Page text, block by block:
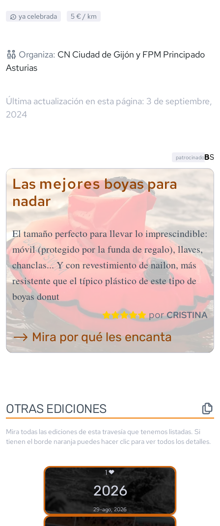
ya celebrada 5 € / km
Organiza: CN Ciudad de Gijón y FPM Principado
Asturias
Última actualización en esta página: 3 de septiembre,
2024
Las mejoresboyas para
nadar
El tamaño perfecto para llevar lo imprescindible:
móvil (protegido por la funda de regalo), llaves,
chanclas... Y con revestimiento de nailon, más
resistente que el típico plástico de este tipo de
boyas donut
porCRISTINA
⟶ Mira por qué les encanta
patrocinado
OTRAS EDICIONES
Mira todas las ediciones de esta travesía que tenemos listadas. Si
tienen el borde naranja puedes hacer clic para ver todos los detalles.
1
2026
29-ago, 2026